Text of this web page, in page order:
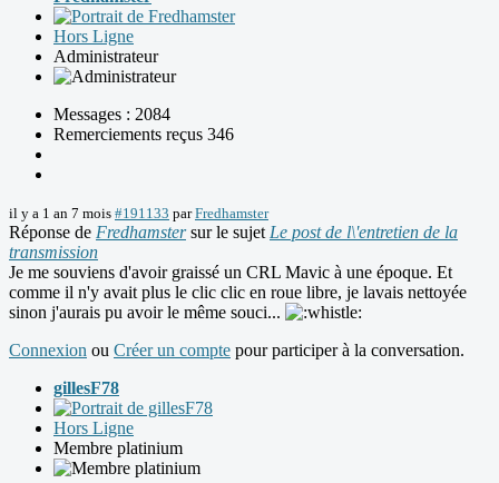
Hors Ligne
Administrateur
Messages : 2084
Remerciements reçus 346
il y a 1 an 7 mois #191133 parFredhamster
Réponse de Fredhamstersur le sujet Le post de l\'entretien de la
transmission
Je me souviens d'avoir graissé un CRL Mavic à une époque. Et
comme il n'y avait plus le clic clic en roue libre, je lavais nettoyée
sinon j'aurais pu avoir le même souci...
Connexion ou Créer un compte pour participer à la conversation.
gillesF78
Hors Ligne
Membre platinium